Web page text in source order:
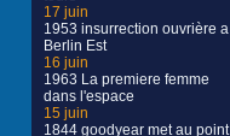
17 juin
1953 insurrection ouvrière a
Berlin Est
16 juin
1963 La premiere femme
dans l'espace
15 juin
1844 goodyear met au point